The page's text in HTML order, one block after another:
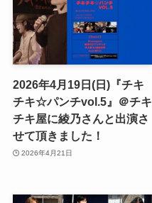
2026年4月19日(日)『チキ
チキ☆パンチvol.5』＠チキ
チキ屋に綾乃さんと出演さ
せて頂きました！
2026年4月21日